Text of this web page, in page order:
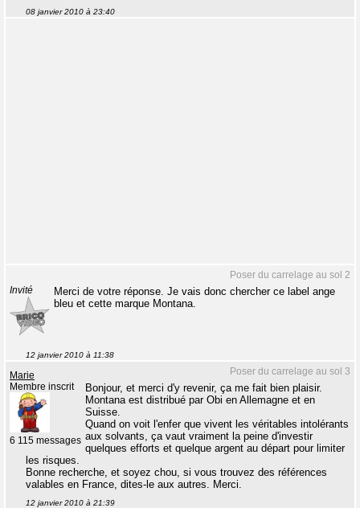
08 janvier 2010 à 23:40
Poser du carrelage au sol 2
Invité
Merci de votre réponse. Je vais donc chercher ce label ange
bleu et cette marque Montana.
12 janvier 2010 à 11:38
Poser du carrelage au sol 3
Marie
Membre inscrit
6 115 messages
Bonjour, et merci d'y revenir, ça me fait bien plaisir.
Montana est distribué par Obi en Allemagne et en
Suisse.
Quand on voit l'enfer que vivent les véritables intolérants
aux solvants, ça vaut vraiment la peine d'investir
quelques efforts et quelque argent au départ pour limiter
les risques.
Bonne recherche, et soyez chou, si vous trouvez des références
valables en France, dites-le aux autres. Merci.
12 janvier 2010 à 21:39